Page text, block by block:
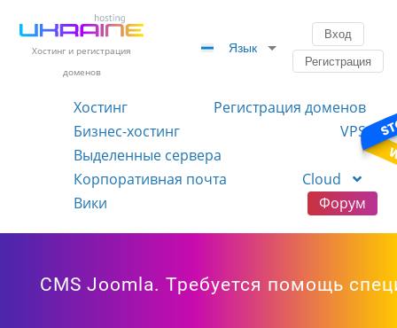
Хостинг и регистрация
доменов
Язык
Вход
Регистрация
Хостинг
Регистрация доменов
Бизнес-хостинг
VPS
Выделенные сервера
Корпоративная почта
Cloud
Вики
Форум
CMS Joomla. Требуется помощь